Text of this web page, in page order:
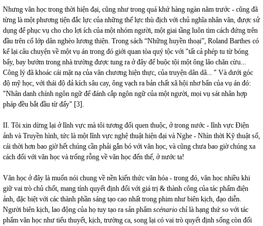
Nhưng văn học trong thời hiện đại, cũng như trong quá khứ hàng ngàn năm trước - cũng đã
từng là một phương tiện đắc lực của những thế lực thù địch với chủ nghĩa nhân văn, được sử
dụng để phục vụ cho cho lợi ích của một nhóm người, một giai tầng luôn tìm cách đứng trên
đầu trên cổ lớp dân nghèo lương thiện. Trong sách “Những huyền thoại”, Roland Barthes có
kể lại câu chuyện về một vụ án trong đó giới quan tòa quý tộc với "tất cả phép tu từ bóng
bẩy, bay bướm trong nhà trường được tung ra ở đây để buộc tội một ông lão chăn cừu...
Công lý đã khoác cái mặt nạ của văn chương hiện thực, của truyện dân dã... " Và dưới góc
độ mỹ học, với thái độ đả kích sâu cay, ông vạch ra bản chất xã hội nhơ bẩn của vụ án đó:
"Nhân danh chính ngôn ngữ để đánh cắp ngôn ngữ của một người, mọi vụ sát nhân hợp
pháp đều bắt đầu từ đấy" [3].
II. Tôi xin dừng lại ở lĩnh vực mà tôi tương đối quen thuộc, ở trong nước - lĩnh vực Điện
ảnh và Truyền hình, tức là một lĩnh vực nghệ thuật hiện đại và Nghe - Nhìn thời Kỹ thuật số,
cái thời hơn bao giờ hết chúng cần phải gắn bó với văn học, và cũng chưa bao giờ chúng xa
cách đối với văn học và trống rỗng về văn học đến thế, ở nước ta!
Văn học ở đây là muốn nói chung về nền kiến thức văn hóa - trong đó, văn học nhiều khi
giữ vai trò chủ chốt, mang tính quyết định đối với giá trị & thành công của tác phẩm điện
ảnh, đặc biệt với các thành phần sáng tạo cao nhất trong phim như biên kịch, đạo diễn.
Người biên kịch, lao động của họ tuy tạo ra sản phẩm scénario chỉ là hạng thứ so với tác
phẩm văn học như tiểu thuyết, kịch, trường ca, song lại có vai trò quyết định sống còn đối